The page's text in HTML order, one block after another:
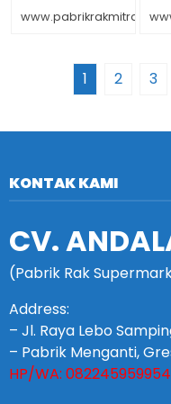
1 2 3
KONTAK KAMI
CV.
(Pabrik Rak
Address:
– Jl. Raya Lebo
– Pabrik Menganti,
HP/WA: